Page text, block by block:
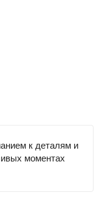
к деталям и
моментах